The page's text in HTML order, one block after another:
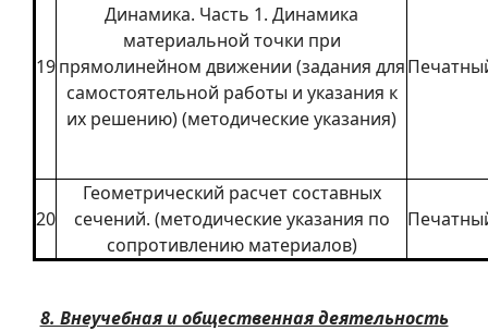
19
Динамика. Часть 1. Динамика
материальной точки при
прямолинейном движении (задания для
самостоятельной работы и указания к
их решению) (методические указания)
20
Геометрический расчет составных
сечений. (методические указания по
сопротивлению материалов)
8. Внеучебная и общественная деятельность